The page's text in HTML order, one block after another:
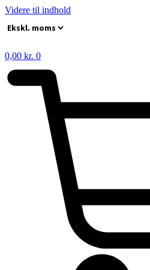
Videre til indhold
0,00 kr. 0